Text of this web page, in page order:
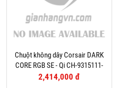
Chuột không dây Corsair DARK
CORE RGB SE - Qi CH-9315111-
AP
2,414,000 đ